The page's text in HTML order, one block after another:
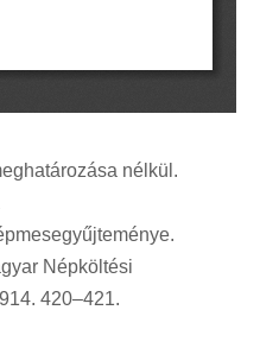
nélkül.
Népköltési
420–421.